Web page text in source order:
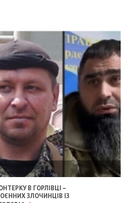
В ГОРЛІВЦІ –
ЗЛОЧИНЦІВ ІЗ